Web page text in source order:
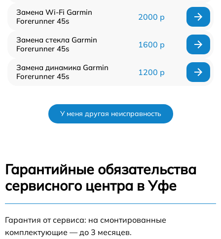
Замена Wi-Fi Garmin
Forerunner 45s
2000 р
Замена стекла Garmin
Forerunner 45s
1600 р
Замена динамика Garmin
Forerunner 45s
1200 р
У меня другая неисправность
Гарантийные обязательства
сервисного центра в Уфе
Гарантия от сервиса: на смонтированные
комплектующие — до 3 месяцев.